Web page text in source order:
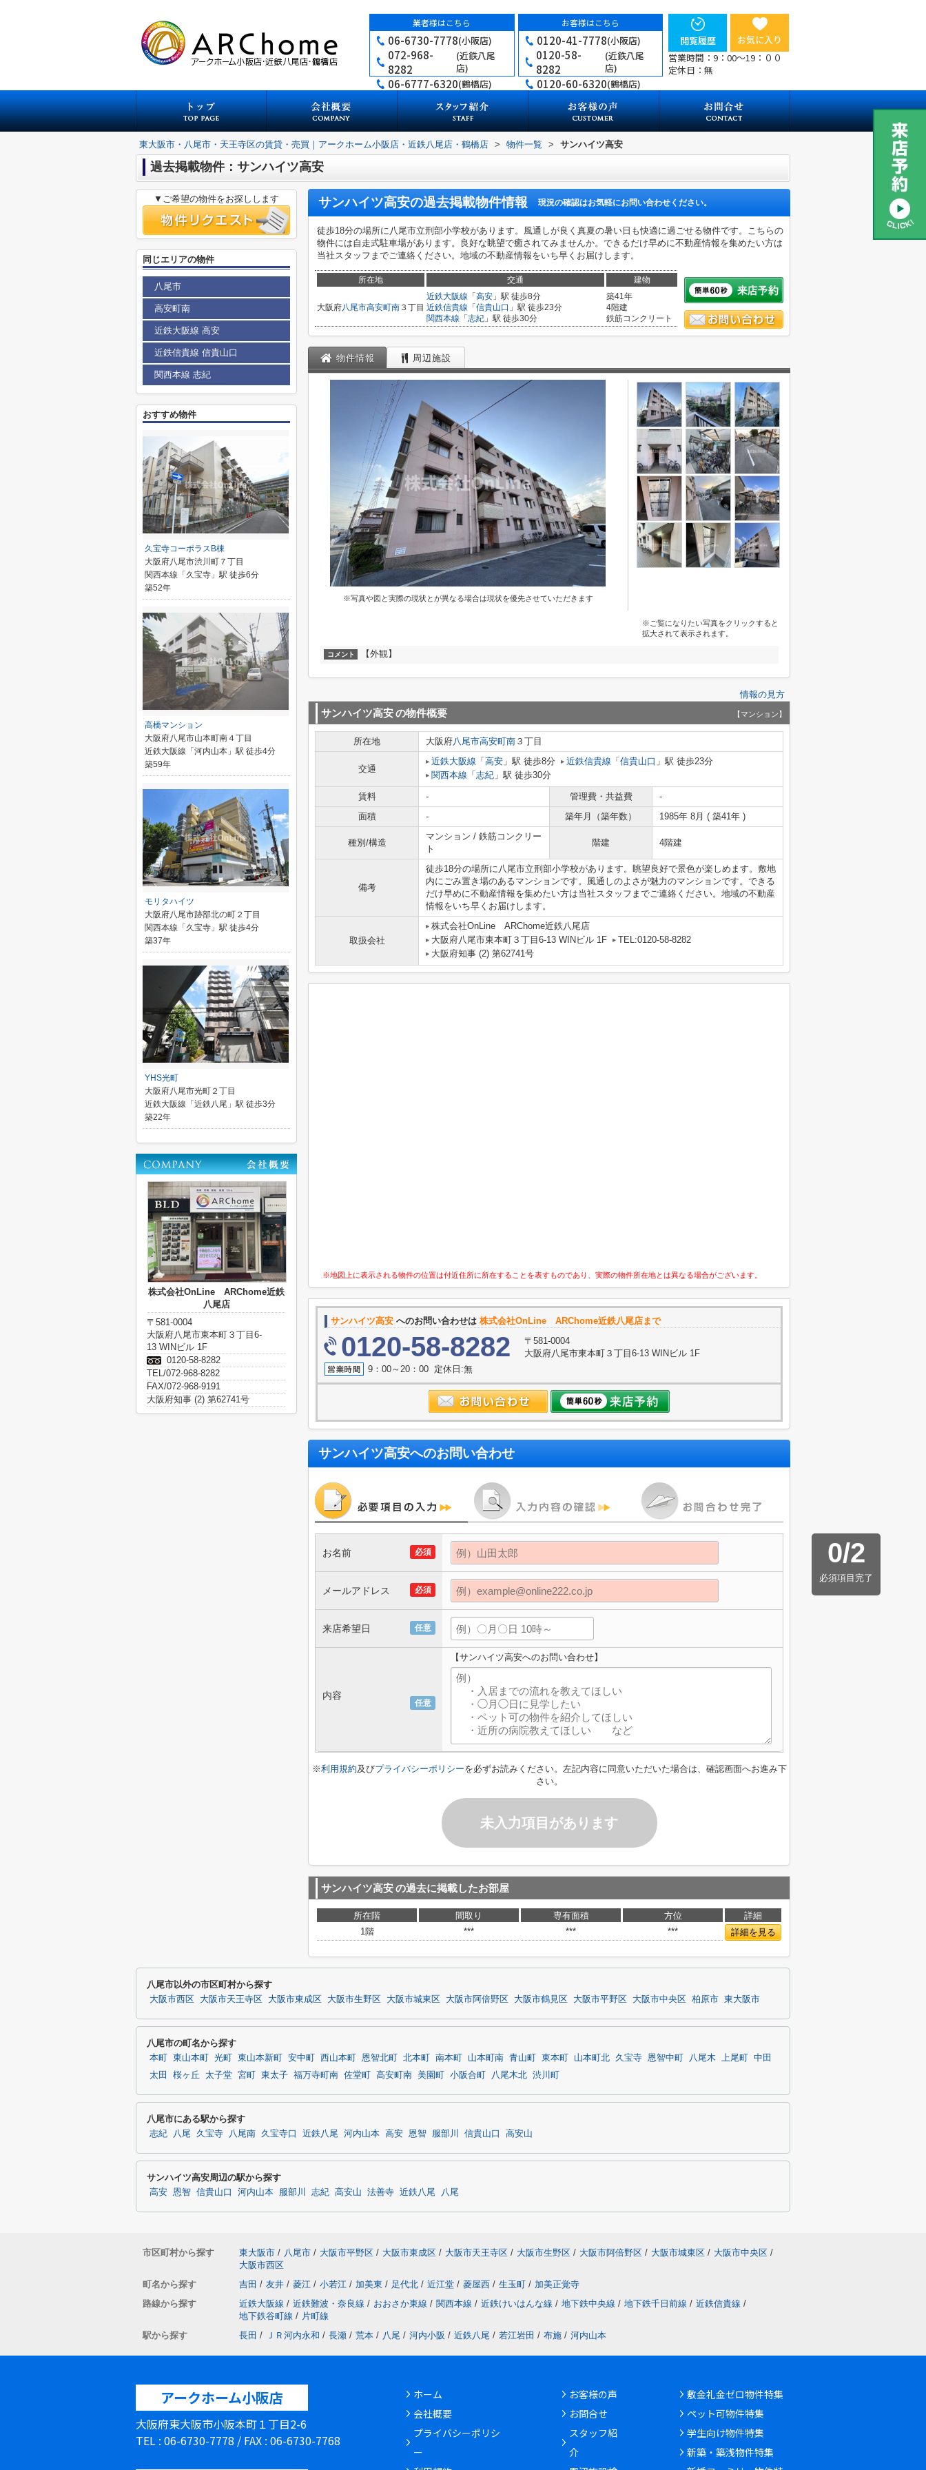
業者様はこちら
06-6730-7778(小阪店)
072-968-
8282
(近鉄八尾
店)
06-6777-6320(鶴橋店)
お客様はこちら
0120-41-7778(小阪店)
0120-58-
8282
(近鉄八尾
店)
0120-60-6320(鶴橋店)
閲覧履歴
お気に入り
営業時間：9：00～19：００
定休日：無
東大阪市・八尾市・天王寺区の賃貸・売買｜アークホーム小阪店・近鉄八尾店・鶴橋店 > 物件一覧 > サンハイツ高安
過去掲載物件：サンハイツ高安
サンハイツ高安の過去掲載物件情報 現況の確認はお気軽にお問い合わせください。
徒歩18分の場所に八尾市立刑部小学校があります。風通しが良く真夏の暑い日も快適に過ごせる物件です。こちらの
物件には自走式駐車場があります。良好な眺望で癒されてみませんか。できるだけ早めに不動産情報を集めたい方は
当社スタッフまでご連絡ください。地域の不動産情報をいち早くお届けします。
所在地 交通 建物
大阪府八尾市高安町南 ３丁目
近鉄大阪線 「 高安 」駅 徒歩8分
近鉄信貴線 「 信貴山口 」駅 徒歩23分
関西本線 「 志紀 」駅 徒歩30分
築41年
4階建
鉄筋コンクリート
物件情報 周辺施設
※写真や図と実際の現状とが異なる場合は現状を優先させていただきます
※ご覧になりたい写真をクリックすると
拡大されて表示されます。
コメント 【外観】
情報の見方
サンハイツ高安の物件概要 【マンション】
所在地 大阪府八尾市高安町南 ３丁目
交通
近鉄大阪線 「 高安 」駅 徒歩8分 近鉄信貴線 「 信貴山口 」駅 徒歩23分
関西本線 「 志紀 」駅 徒歩30分
賃料 - 管理費・共益費
-
面積
- 築年月（築年数） 1985年 8月 ( 築41年 )
種別/構造
マンション / 鉄筋コンクリー
ト
階建 4階建
備考
徒歩18分の場所に八尾市立刑部小学校があります。眺望良好で景色が楽しめます。敷地
内にごみ置き場のあるマンションです。風通しのよさが魅力のマンションです。できる
だけ早めに不動産情報を集めたい方は当社スタッフまでご連絡ください。地域の不動産
情報をいち早くお届けします。
取扱会社
株式会社OnLine ARChome近鉄八尾店
大阪府八尾市東本町３丁目6-13 WINビル 1F
TEL:0120-58-8282
大阪府知事 (2) 第62741号
※地図上に表示される物件の位置は付近住所に所在することを表すものであり、実際の物件所在地とは異なる場合がございます。
サンハイツ高安 へのお問い合わせは 株式会社OnLine ARChome近鉄八尾店まで
0120-58-8282
〒581-0004
大阪府八尾市東本町３丁目6-13 WINビル 1F
9：00～20：00 定休日:無
サンハイツ高安へのお問い合わせ
0/2
必須項目完了
必須
お名前
必須
メールアドレス
任意
来店希望日
任意
内容
【サンハイツ高安へのお問い合わせ】
※利用規約及びプライバシーポリシーを必ずお読みください。左記内容に同意いただいた場合は、確認画面へお進み下
さい。
未入力項目があります
サンハイツ高安の過去に掲載したお部屋
所在階 間取り 専有面積 方位
詳細
1階
*** *** *** 詳細を見る
▼ご希望の物件をお探しします
同じエリアの物件
八尾市
高安町南
近鉄大阪線 高安
近鉄信貴線 信貴山口
関西本線 志紀
おすすめ物件
久宝寺コーポラスB棟
大阪府八尾市渋川町７丁目
関西本線「久宝寺」駅 徒歩6分
築52年
高橋マンション
大阪府八尾市山本町南４丁目
近鉄大阪線「河内山本」駅 徒歩4分
築59年
モリタハイツ
大阪府八尾市跡部北の町２丁目
関西本線「久宝寺」駅 徒歩4分
築37年
YHS光町
大阪府八尾市光町２丁目
近鉄大阪線「近鉄八尾」駅 徒歩3分
築22年
株式会社OnLine ARChome近鉄
八尾店
〒581-0004
大阪府八尾市東本町３丁目6-
13 WINビル 1F
0120-58-8282
TEL/072-968-8282
FAX/072-968-9191
大阪府知事 (2) 第62741号
八尾市以外の市区町村から探す
大阪市西区 大阪市天王寺区 大阪市東成区 大阪市生野区 大阪市城東区 大阪市阿倍野区 大阪市鶴見区 大阪市平野区 大阪市中央区 柏原市 東大阪市
八尾市の町名から探す
本町 東山本町 光町 東山本新町 安中町 西山本町 恩智北町 北本町 南本町 山本町南 青山町 東本町 山本町北 久宝寺 恩智中町 八尾木 上尾町
中田
太田
桜ヶ丘 太子堂 宮町 東太子 福万寺町南 佐堂町 高安町南 美園町 小阪合町 八尾木北 渋川町
八尾市にある駅から探す
志紀 八尾 久宝寺 八尾南 久宝寺口 近鉄八尾 河内山本 高安 恩智 服部川 信貴山口 高安山
サンハイツ高安周辺の駅から探す
高安 恩智 信貴山口 河内山本 服部川 志紀 高安山 法善寺 近鉄八尾 八尾
市区町村から探す 東大阪市 / 八尾市 / 大阪市平野区 / 大阪市東成区 / 大阪市天王寺区 / 大阪市生野区 / 大阪市阿倍野区 / 大阪市城東区 / 大阪市中央区 /
大阪市西区
町名から探す
吉田 / 友井 / 菱江 / 小若江 / 加美東 / 足代北 / 近江堂 / 菱屋西 / 生玉町 / 加美正覚寺
路線から探す
近鉄大阪線 / 近鉄難波・奈良線 / おおさか東線 / 関西本線 / 近鉄けいはんな線 / 地下鉄中央線 / 地下鉄千日前線 / 近鉄信貴線 /
地下鉄谷町線 / 片町線
駅から探す
長田 / ＪＲ河内永和 / 長瀬 / 荒本 / 八尾 / 河内小阪 / 近鉄八尾 / 若江岩田 / 布施 / 河内山本
アークホーム小阪店
大阪府東大阪市小阪本町１丁目2-6
TEL : 06-6730-7778 / FAX : 06-6730-7768
ホーム
会社概要
プライバシーポリシ
ー
お客様の声
お問合せ
スタッフ紹
介
敷金礼金ゼロ物件特集
ペット可物件特集
学生向け物件特集
新築・築浅物件特集